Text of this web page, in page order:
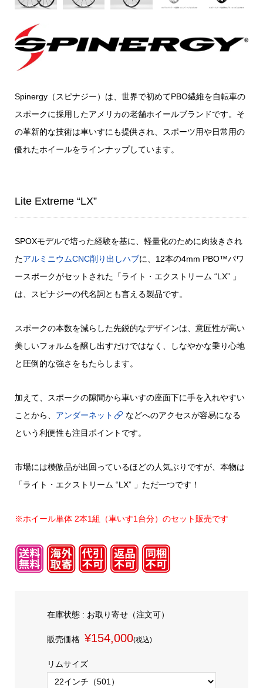
Spinergy（スピナジー）は、世界で初めてPBO繊維を自転車の
スポークに採用したアメリカの老舗ホイールブランドです。そ
の革新的な技術は車いすにも提供され、スポーツ用や日常用の
優れたホイールをラインナップしています。
Lite Extreme “LX”
SPOXモデルで培った経験を基に、軽量化のために肉抜きされ
たアルミニウムCNC削り出しハブに、12本の4mm PBO™パワ
ースポークがセットされた「ライト・エクストリーム “LX” 」
は、スピナジーの代名詞とも言える製品です。
スポークの本数を減らした先鋭的なデザインは、意匠性が高い
美しいフォルムを醸し出すだけではなく、しなやかな乗り心地
と圧倒的な強さをもたらします。
加えて、スポークの隙間から車いすの座面下に手を入れやすい
ことから、 アンダーネット
などへのアクセスが容易になる
という利便性も注目ポイントです。
市場には模倣品が出回っているほどの人気ぶりですが、本物は
「ライト・エクストリーム “LX” 」ただ一つです！
※ホイール単体 2本1組（車いす1台分）のセット販売です
在庫状態 : お取り寄せ（注文可）
販売価格 ¥154,000(税込)
リムサイズ